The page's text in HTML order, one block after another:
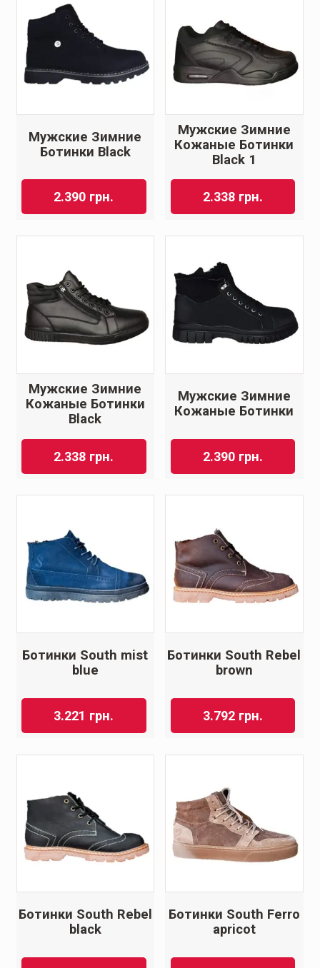
Мужские Зимние
Ботинки Black
2.390 грн.
Мужские Зимние
Кожаные Ботинки
Black 1
2.338 грн.
Мужские Зимние
Кожаные Ботинки
Black
2.338 грн.
Мужские Зимние
Кожаные Ботинки
2.390 грн.
Ботинки South mist
blue
3.221 грн.
Ботинки South Rebel
brown
3.792 грн.
Ботинки South Rebel
black
Ботинки South Ferro
apricot